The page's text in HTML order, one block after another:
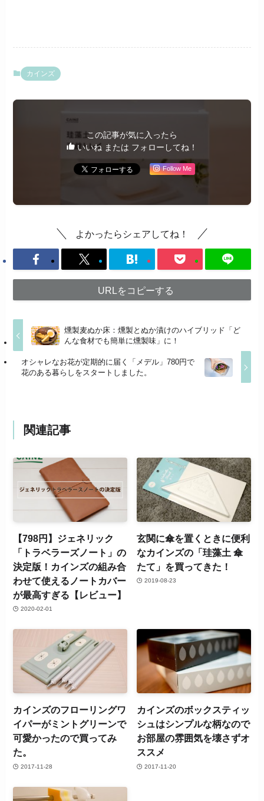
カインズ
この記事が気に入ったら
いいね または フォローしてね！
Follow Me
よかったらシェアしてね！
URLをコピーする
燻製麦ぬか床：燻製とぬか漬けのハイブリッド「ど
んな食材でも簡単に燻製味」に！
オシャレなお花が定期的に届く「メデル」780円で
花のある暮らしをスタートしました。
関連記事
【798円】ジェネリック
「トラベラーズノート」の
決定版！カインズの組み合
わせて使えるノートカバー
が最高すぎる【レビュー】
2020-02-01
玄関に傘を置くときに便利
なカインズの「珪藻土 傘
たて」を買ってきた！
2019-08-23
カインズのフローリングワ
イパーがミントグリーンで
可愛かったので買ってみ
た。
2017-11-28
カインズのボックスティッ
シュはシンプルな柄なので
お部屋の雰囲気を壊さずオ
ススメ
2017-11-20